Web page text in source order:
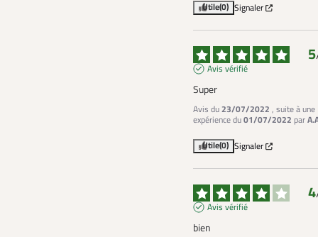
Utile(0) Signaler
5
Avis vérifié
Super
Avis du23/07/2022 , suite à une
expérience du01/07/2022 par
Utile(0) Signaler
4
Avis vérifié
bien